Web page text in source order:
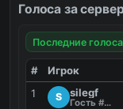
Голоса за
Последние голоса
# Игрок
1
S silegf
Гость #RZOU